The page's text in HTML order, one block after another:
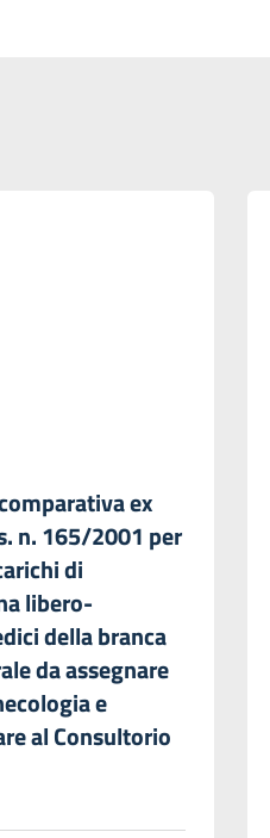
ex
n. 165/2001 per
di
libero-
della branca
da assegnare
e
al Consultorio